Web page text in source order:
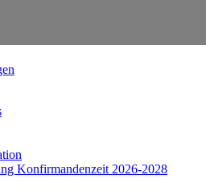
Konfirmandenzeit 2026-2028